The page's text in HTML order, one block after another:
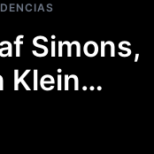
Simons,
Klein…